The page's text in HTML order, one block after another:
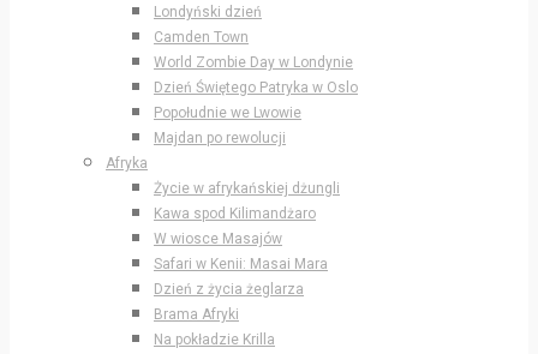
Londyński dzień
Camden Town
World Zombie Day w Londynie
Dzień Świętego Patryka w Oslo
Popołudnie we Lwowie
Majdan po rewolucji
Afryka
Życie w afrykańskiej dżungli
Kawa spod Kilimandżaro
W wiosce Masajów
Safari w Kenii: Masai Mara
Dzień z życia żeglarza
Brama Afryki
Na pokładzie Krilla